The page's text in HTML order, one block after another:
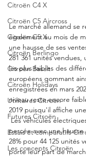
Citroën C4 X
Citroën C5 Aircross
Citroën C5 X
Citroën Berlingo
Citroën Basalt
Citroën Holidays
Utilitaires Citroën
Futures Citroën
Essais et comparatifs
Les concepts Citroën
Le marché allemand se
également au mois de
une hausse de ses
281 361 unités vendues,
les plus faibles des
européens gommant
enregistrées en mars
niveau reste encore
2019 puisqu'il affiche
Les véhicules
percée avec une
28% pour 44 125 unités
porte leur part de